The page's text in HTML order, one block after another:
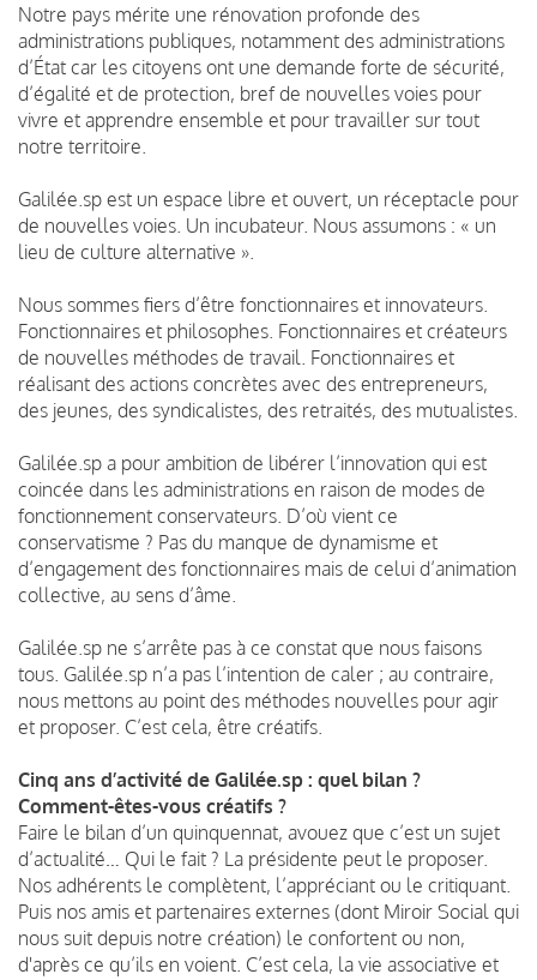
Notre pays mérite une rénovation profonde des
administrations publiques, notamment des administrations
d’État car les citoyens ont une demande forte de sécurité,
d’égalité et de protection, bref de nouvelles voies pour
vivre et apprendre ensemble et pour travailler sur tout
notre territoire.
Galilée.sp est un espace libre et ouvert, un réceptacle pour
de nouvelles voies. Un incubateur. Nous assumons : « un
lieu de culture alternative ».
Nous sommes fiers d’être fonctionnaires et innovateurs.
Fonctionnaires et philosophes. Fonctionnaires et créateurs
de nouvelles méthodes de travail. Fonctionnaires et
réalisant des actions concrètes avec des entrepreneurs,
des jeunes, des syndicalistes, des retraités, des mutualistes.
Galilée.sp a pour ambition de libérer l’innovation qui est
coincée dans les administrations en raison de modes de
fonctionnement conservateurs. D’où vient ce
conservatisme ? Pas du manque de dynamisme et
d’engagement des fonctionnaires mais de celui d’animation
collective, au sens d’âme.
Galilée.sp ne s’arrête pas à ce constat que nous faisons
tous. Galilée.sp n’a pas l’intention de caler ; au contraire,
nous mettons au point des méthodes nouvelles pour agir
et proposer. C’est cela, être créatifs.
Cinq ans d’activité de Galilée.sp : quel bilan ?
Comment-êtes-vous créatifs ?
Faire le bilan d’un quinquennat, avouez que c’est un sujet
d’actualité… Qui le fait ? La présidente peut le proposer.
Nos adhérents le complètent, l’appréciant ou le critiquant.
Puis nos amis et partenaires externes (dont Miroir Social qui
nous suit depuis notre création) le confortent ou non,
d'après ce qu’ils en voient. C’est cela, la vie associative et